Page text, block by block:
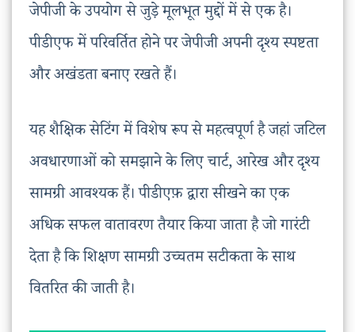
जेपीजी के उपयोग से जुड़े मूलभूत मुद्दों में से एक है।
पीडीएफ में परिवर्तित होने पर जेपीजी अपनी दृश्य स्पष्टता
और अखंडता बनाए रखते हैं।
यह शैक्षिक सेटिंग में विशेष रूप से महत्वपूर्ण है जहां जटिल
अवधारणाओं को समझाने के लिए चार्ट, आरेख और दृश्य
सामग्री आवश्यक हैं। पीडीएफ़ द्वारा सीखने का एक
अधिक सफल वातावरण तैयार किया जाता है जो गारंटी
देता है कि शिक्षण सामग्री उच्चतम सटीकता के साथ
वितरित की जाती है।